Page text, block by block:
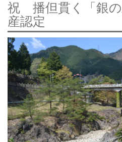
祝 播但貫く「銀の
産認定